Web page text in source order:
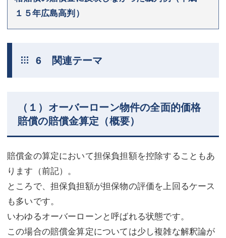
１５年広島高判）
6 関連テーマ
（１）オーバーローン物件の全面的価格
賠償の賠償金算定（概要）
賠償金の算定において担保負担額を控除することもあ
ります（前記）。
ところで、担保負担額が担保物の評価を上回るケース
も多いです。
いわゆるオーバーローンと呼ばれる状態です。
この場合の賠償金算定については少し複雑な解釈論が